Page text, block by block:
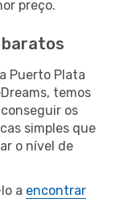
preço.
Puerto Plata
temos
os
simples que
o nível de
a encontrar